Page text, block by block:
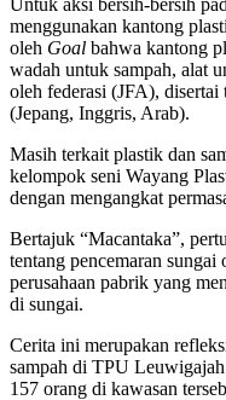
menggunakan kantong
oleh Goal bahwa kantong
wadah untuk sampah, alat
oleh federasi (JFA), disertai
(Jepang, Inggris, Arab).
Masih terkait plastik dan
kelompok seni Wayang
dengan mengangkat
Bertajuk “Macantaka”,
tentang pencemaran
perusahaan pabrik yang
di sungai.
Cerita ini merupakan
sampah di TPU
157 orang di kawasan